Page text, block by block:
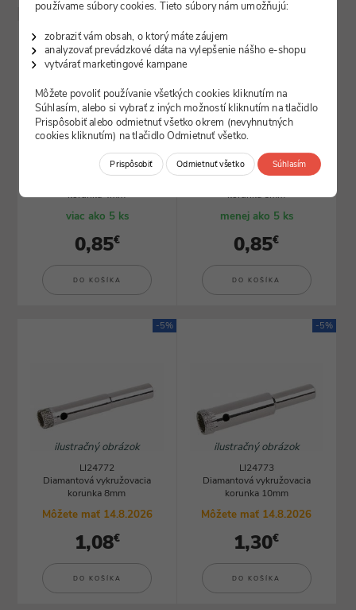
používame súbory cookies. Tieto súbory nám umožňujú:
zobraziť vám obsah, o ktorý máte záujem
analyzovať prevádzkové dáta na vylepšenie nášho e-shopu
vytvárať marketingové kampane
Môžete povoliť používanie všetkých cookies kliknutím na
Súhlasím, alebo si vybrať z iných možností kliknutím na tlačidlo
Prispôsobiť alebo odmietnuť všetko okrem (nevyhnutných
cookies kliknutím) na tlačidlo Odmietnuť všetko.
Prispôsobiť Odmietnuť všetko Súhlasím
SK_LI24770
korunka 4mm
viac ako 5 ks
0,85€
DO KOŠÍKA
SK_LI24771
korunka 6mm
menej ako 5 ks
0,85€
DO KOŠÍKA
-5%
ilustračný obrázok
LI24772
Diamantová vykružovacia
korunka 8mm
Môžete mať 14.8.2026
1,08€
DO KOŠÍKA
-5%
ilustračný obrázok
LI24773
Diamantová vykružovacia
korunka 10mm
Môžete mať 14.8.2026
1,30€
DO KOŠÍKA